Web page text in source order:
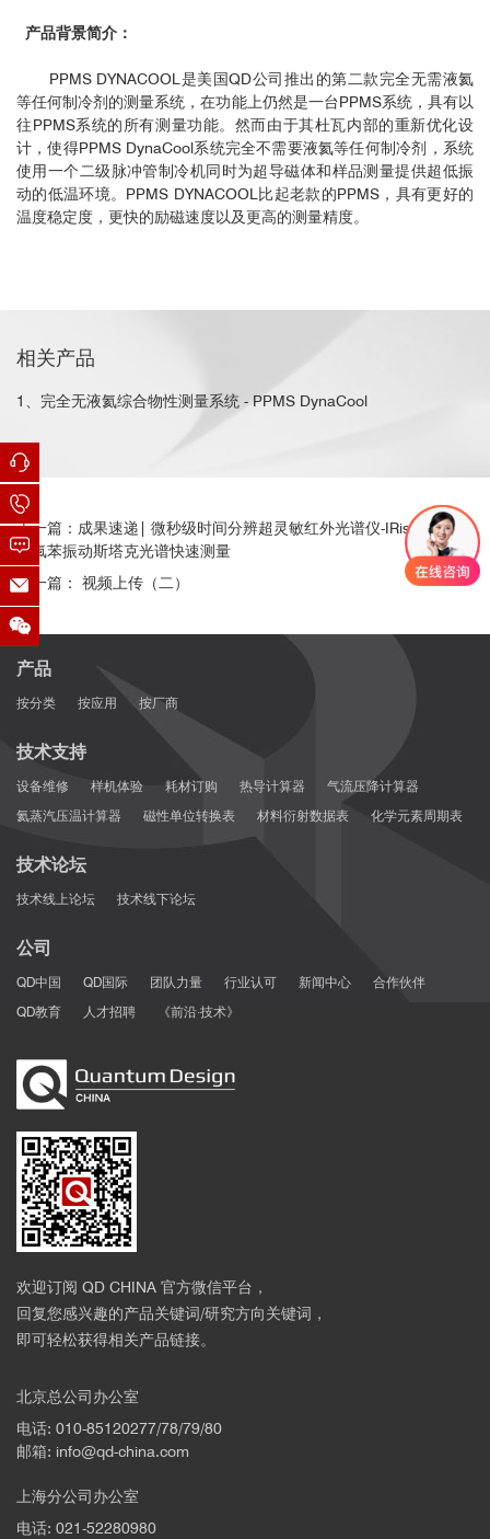
产品背景简介：
PPMS DYNACOOL是美国QD公司推出的第二款完全无需液氦
等任何制冷剂的测量系统，在功能上仍然是一台PPMS系统，具有以
往PPMS系统的所有测量功能。然而由于其杜瓦内部的重新优化设
计，使得PPMS DynaCool系统完全不需要液氦等任何制冷剂，系统
使用一个二级脉冲管制冷机同时为超导磁体和样品测量提供超低振
动的低温环境。PPMS DYNACOOL比起老款的PPMS，具有更好的
温度稳定度，更快的励磁速度以及更高的测量精度。
相关产品
1、完全无液氦综合物性测量系统 - PPMS DynaCool
上一篇：成果速递| 微秒级时间分辨超灵敏红外光谱仪-IRis-F1 可用
于氟苯振动斯塔克光谱快速测量
下一篇： 视频上传（二）
产品
按分类 按应用 按厂商
技术支持
设备维修 样机体验 耗材订购 热导计算器
气流压降计算器
氦蒸汽压温计算器
磁性单位转换表 材料衍射数据表 化学元素周期表
技术论坛
技术线上论坛 技术线下论坛
公司
QD中国 QD国际 团队力量 行业认可 新闻中心
合作伙伴
QD教育
人才招聘 《前沿·技术》
欢迎订阅 QD CHINA 官方微信平台，
回复您感兴趣的产品关键词/研究方向关键词，
即可轻松获得相关产品链接。
北京总公司办公室
电话: 010-85120277/78/79/80
邮箱: info@qd-china.com
上海分公司办公室
电话: 021-52280980